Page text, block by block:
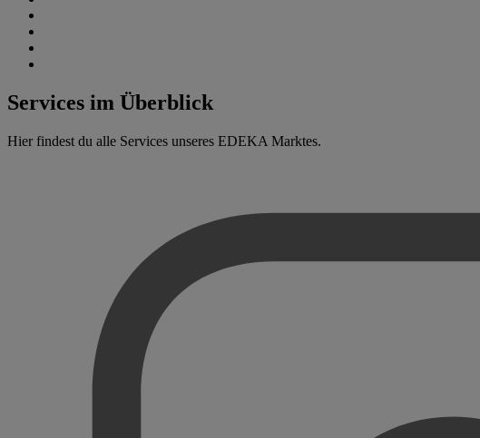
Services im Überblick
Hier findest du alle Services unseres EDEKA Marktes.